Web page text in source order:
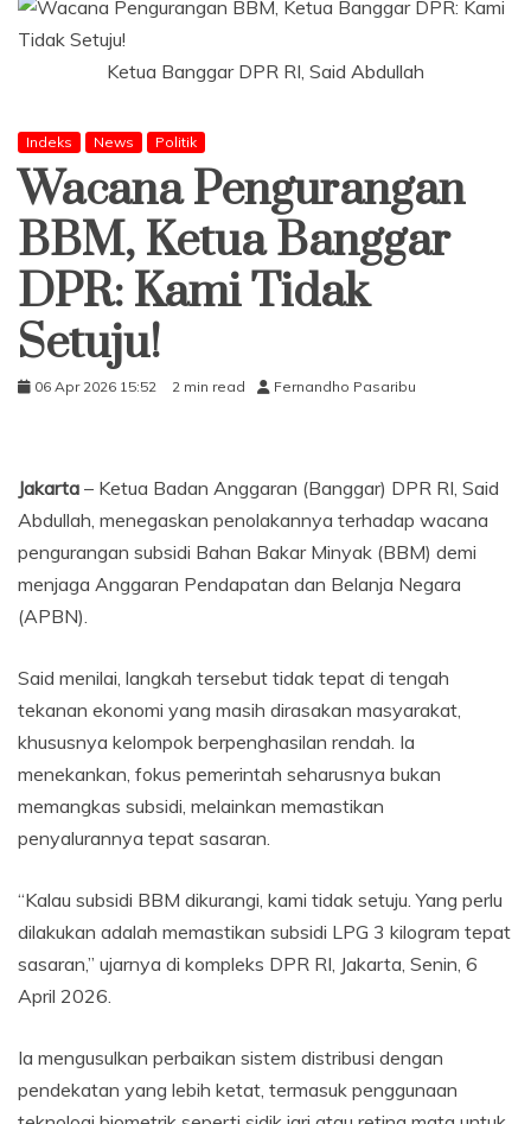
Ketua Banggar DPR RI, Said Abdullah
Indeks News Politik
Wacana Pengurangan
BBM, Ketua Banggar
DPR: Kami Tidak
Setuju!
06 Apr 2026 15:52 2 min read Fernandho Pasaribu
Jakarta – Ketua Badan Anggaran (Banggar) DPR RI, Said
Abdullah, menegaskan penolakannya terhadap wacana
pengurangan subsidi Bahan Bakar Minyak (BBM) demi
menjaga Anggaran Pendapatan dan Belanja Negara
(APBN).
Said menilai, langkah tersebut tidak tepat di tengah
tekanan ekonomi yang masih dirasakan masyarakat,
khususnya kelompok berpenghasilan rendah. Ia
menekankan, fokus pemerintah seharusnya bukan
memangkas subsidi, melainkan memastikan
penyalurannya tepat sasaran.
“Kalau subsidi BBM dikurangi, kami tidak setuju. Yang perlu
dilakukan adalah memastikan subsidi LPG 3 kilogram tepat
sasaran,” ujarnya di kompleks DPR RI, Jakarta, Senin, 6
April 2026.
Ia mengusulkan perbaikan sistem distribusi dengan
pendekatan yang lebih ketat, termasuk penggunaan